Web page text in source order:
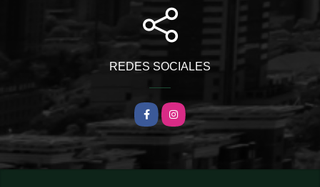
REDES SOCIALES
FacebookInstagram